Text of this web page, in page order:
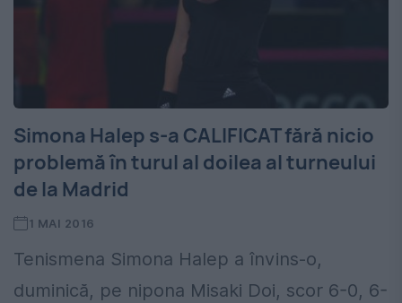
Simona Halep s-a CALIFICAT fără nicio
problemă în turul al doilea al turneului
de la Madrid
1 MAI 2016
Tenismena Simona Halep a învins-o,
duminică, pe nipona Misaki Doi, scor 6-0, 6-